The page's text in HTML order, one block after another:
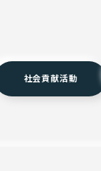
社会貢献活動